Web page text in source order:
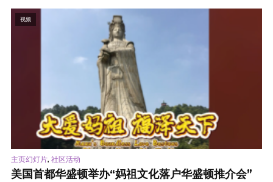
视频
主页幻灯片, 社区活动
美国首都华盛顿举办“妈祖文化落户华盛顿推介会”